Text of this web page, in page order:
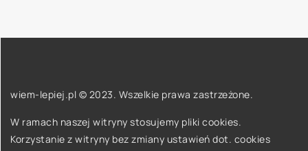
wiem-lepiej.pl © 2023. Wszelkie prawa zastrzeżone.
W ramach naszej witryny stosujemy pliki cookies.
Korzystanie z witryny bez zmiany ustawień dot. cookies